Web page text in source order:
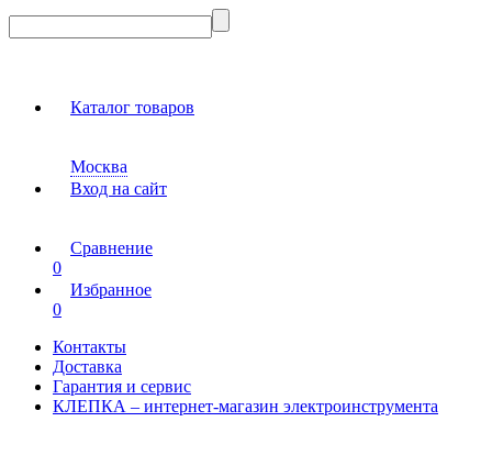
Каталог товаров
Москва
Вход на сайт
Сравнение
0
Избранное
0
Контакты
Доставка
Гарантия и сервис
КЛЕПКА – интернет-магазин электроинструмента